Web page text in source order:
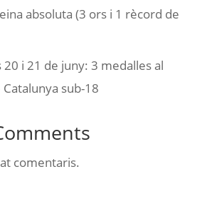
absoluta (3 ors i 1 rècord de
i 21 de juny: 3 medalles al
sub-18
comentaris.